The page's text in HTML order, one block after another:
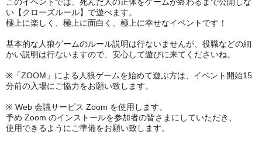
い【クローズルール】で遊べます。
極上に楽しく、極上に面白く、極上に幸せなイベントです！
基本的な人狼ゲームのルール説明は行ないませんが、役職などの細
かい説明は行ないますので、安心して遊びに来てくださいね。
※「ZOOM」による人狼ゲームを始めて遊ぶ方は、イベント開始15
分前の入場にご協力をお願い致します。
※ Web 会議サービス Zoom を使用します。
予め Zoom のインストールを参加者の皆さまにしていただき、
使用できるようにご準備をお願い致します。